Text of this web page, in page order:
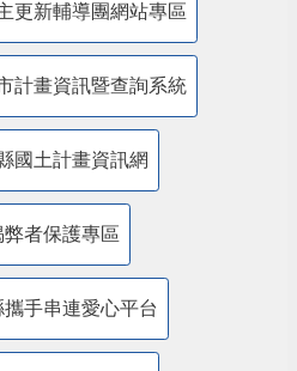
更新輔導團網站專區
計畫資訊暨查詢系統
國土計畫資訊網
弊者保護專區
手串連愛心平台